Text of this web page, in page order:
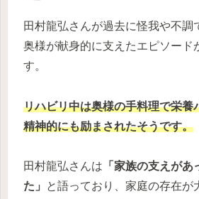
田村龍弘さんが過去に怪我や不調
奥様が献身的に支えたエピソード
す。
リハビリ中は奥様の手料理で栄養
精神的にも励まされたそうです。
田村龍弘さんは 「家族の支えが
た」
と語っており、家庭の存在が